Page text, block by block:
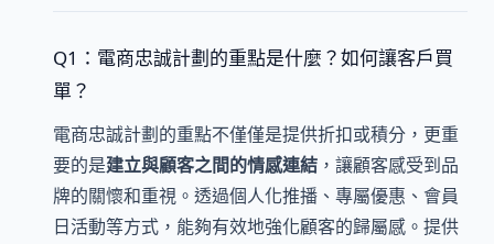
Q1：電商忠誠計劃的重點是什麼？如何讓客戶買
單？
電商忠誠計劃的重點不僅僅是提供折扣或積分，更重
要的是建立與顧客之間的情感連結 ，讓顧客感受到品
牌的關懷和重視。透過個人化推播、專屬優惠、會員
日活動等方式，能夠有效地強化顧客的歸屬感。提供